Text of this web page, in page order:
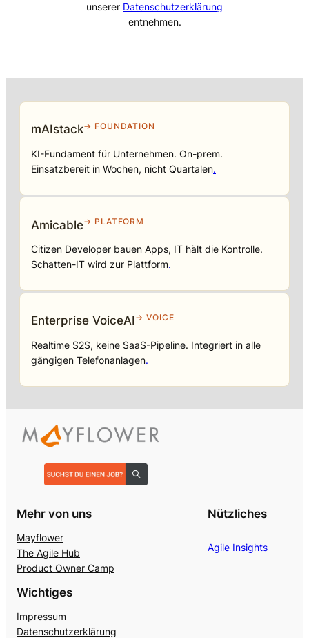
unserer Datenschutzerklärung
entnehmen.
mAIstack→ FOUNDATION
KI-Fundament für Unternehmen. On-prem.
Einsatzbereit in Wochen, nicht Quartalen.
Amicable→ PLATFORM
Citizen Developer bauen Apps, IT hält die Kontrolle.
Schatten-IT wird zur Plattform.
Enterprise VoiceAI→ VOICE
Realtime S2S, keine SaaS-Pipeline. Integriert in alle
gängigen Telefonanlagen.
Mehr von uns
Mayflower
The Agile Hub
Product Owner Camp
Nützliches
Agile Insights
Wichtiges
Impressum
Datenschutzerklärung